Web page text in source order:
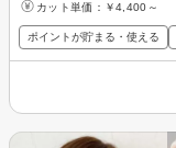
カット単価： ￥4,400～
ポイントが貯まる・使える